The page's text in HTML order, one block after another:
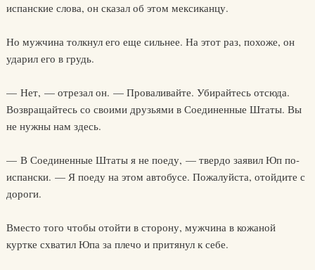
испанские слова, он сказал об этом мексиканцу.
Но мужчина толкнул его еще сильнее. На этот раз, похоже, он
ударил его в грудь.
— Нет, — отрезал он. — Проваливайте. Убирайтесь отсюда.
Возвращайтесь со своими друзьями в Соединенные Штаты. Вы
не нужны нам здесь.
— В Соединенные Штаты я не поеду, — твердо заявил Юп по-
испански. — Я поеду на этом автобусе. Пожалуйста, отойдите с
дороги.
Вместо того чтобы отойти в сторону, мужчина в кожаной
куртке схватил Юпа за плечо и притянул к себе.